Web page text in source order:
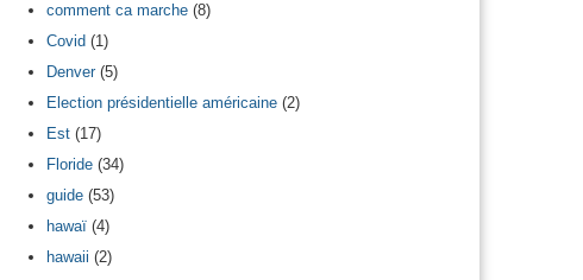
comment ca marche (8)
Covid (1)
Denver(5)
Election présidentielle américaine (2)
Est (17)
Floride (34)
guide (53)
hawaï (4)
hawaii (2)